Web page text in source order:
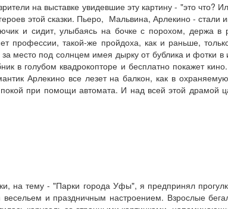
на выставке увидевшие эту картину - "это
этой сказки. Пьеро, Мальвина, Арлекино - стали
и сидит, улыбаясь на бочке с порохом, держа
профессии, такой-же пройдоха, как и раньше,
место под солнцем имея дырку от бублика и фотки
в голубом квадрокопторе и бесплатно покажет
Арлекино все лезет на балкон, как в
при помощи автомата. И над всей этой драмой
на тему - "Парки города Уфы", я предпринял
и праздничным настроением. Взрослые